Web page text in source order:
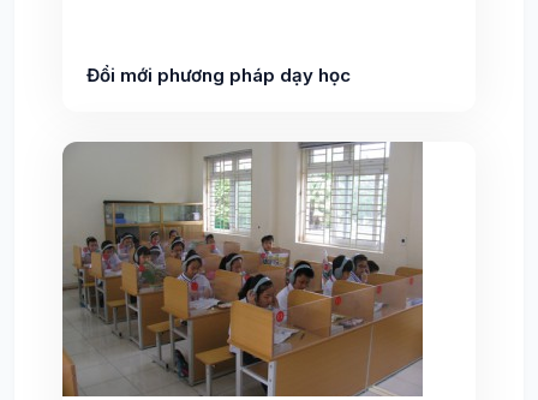
Đổi mới phương pháp dạy học